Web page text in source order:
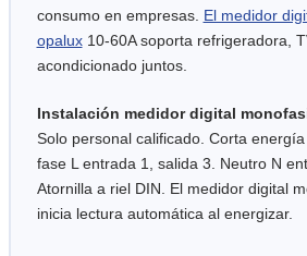
consumo en empresas. El medidor
opalux10-60A soporta refrigeradora,
acondicionado juntos.
Instalación medidor digital
Solo personal calificado. Corta
fase L entrada 1, salida 3. Neutro N
Atornilla a riel DIN. El medidor digital
inicia lectura automática al energizar.